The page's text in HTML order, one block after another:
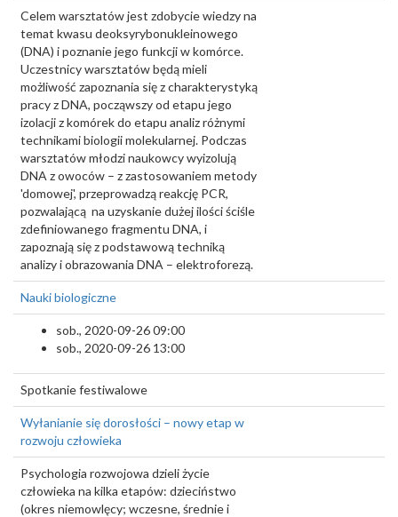
Celem warsztatów jest zdobycie wiedzy na
temat kwasu deoksyrybonukleinowego
(DNA) i poznanie jego funkcji w komórce.
Uczestnicy warsztatów będą mieli
możliwość zapoznania się z charakterystyką
pracy z DNA, począwszy od etapu jego
izolacji z komórek do etapu analiz różnymi
technikami biologii molekularnej. Podczas
warsztatów młodzi naukowcy wyizolują
DNA z owoców – z zastosowaniem metody
'domowej', przeprowadzą reakcję PCR,
pozwalającą na uzyskanie dużej ilości ściśle
zdefiniowanego fragmentu DNA, i
zapoznają się z podstawową techniką
analizy i obrazowania DNA – elektroforezą.
Nauki biologiczne
sob., 2020-09-26 09:00
sob., 2020-09-26 13:00
Spotkanie festiwalowe
Wyłanianie się dorosłości – nowy etap w
rozwoju człowieka
Psychologia rozwojowa dzieli życie
człowieka na kilka etapów: dzieciństwo
(okres niemowlęcy; wczesne, średnie i